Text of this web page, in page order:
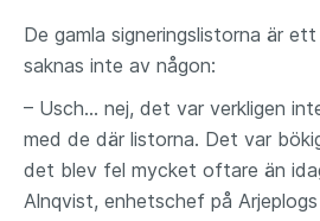
De gamla signeringslistorna är
saknas inte av någon:
– Usch... nej, det var verkligen
med de där listorna. Det var
det blev fel mycket oftare än
Alnqvist, enhetschef på Arjeplogs